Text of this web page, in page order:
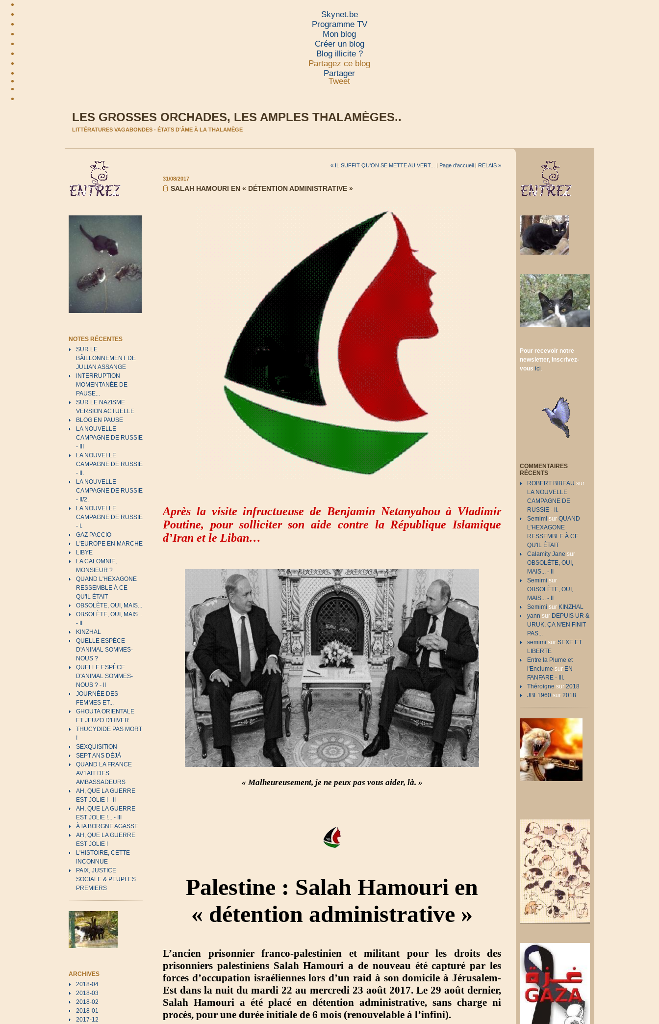
Skynet.be
Programme TV
Mon blog
Créer un blog
Blog illicite ?
Partagez ce blog
Partager
Tweet
LES GROSSES ORCHADES, LES AMPLES THALAMÈGES..
LITTÉRATURES VAGABONDES - ÉTATS D'ÂME À LA THALAMÈGE
NOTES RÉCENTES
SUR LE
BÂILLONNEMENT DE
JULIAN ASSANGE
INTERRUPTION
MOMENTANÉE DE
PAUSE...
SUR LE NAZISME
VERSION ACTUELLE
BLOG EN PAUSE
LA NOUVELLE
CAMPAGNE DE RUSSIE
- III
LA NOUVELLE
CAMPAGNE DE RUSSIE
- II.
LA NOUVELLE
CAMPAGNE DE RUSSIE
- II/2.
LA NOUVELLE
CAMPAGNE DE RUSSIE
- I.
GAZ PACCIO
L'EUROPE EN MARCHE
LIBYE
LA CALOMNIE,
MONSIEUR ?
QUAND L'HEXAGONE
RESSEMBLE À CE
QU'IL ÉTAIT
OBSOLÈTE, OUI, MAIS...
OBSOLÈTE, OUI, MAIS...
- II
KINZHAL
QUELLE ESPÈCE
D'ANIMAL SOMMES-
NOUS ?
QUELLE ESPÈCE
D'ANIMAL SOMMES-
NOUS ? - II
JOURNÉE DES
FEMMES ET...
GHOUTA ORIENTALE
ET JEUZO D'HIVER
THUCYDIDE PAS MORT
!
SEXQUISITION
SEPT ANS DÉJÀ
QUAND LA FRANCE
AV1AIT DES
AMBASSADEURS
AH, QUE LA GUERRE
EST JOLIE ! - II
AH, QUE LA GUERRE
EST JOLIE !... - III
À lA BORGNE AGASSE
AH, QUE LA GUERRE
EST JOLIE !
L'HISTOIRE, CETTE
INCONNUE
PAIX, JUSTICE
SOCIALE & PEUPLES
PREMIERS
ARCHIVES
2018-04
2018-03
2018-02
2018-01
2017-12
Pour recevoir notre
newsletter, inscrivez-
vous ici.
COMMENTAIRES
RÉCENTS
ROBERT BIBEAU sur
LA NOUVELLE
CAMPAGNE DE
RUSSIE - II.
Semimi sur QUAND
L'HEXAGONE
RESSEMBLE À CE
QU'IL ÉTAIT
Calamity Jane sur
OBSOLÈTE, OUI,
MAIS... - II
Semimi sur
OBSOLÈTE, OUI,
MAIS... - II
Semimi sur KINZHAL
yann sur DEPUIS UR &
URUK, ÇA N'EN FINIT
PAS...
semimi sur SEXE ET
LIBERTE
Entre la Plume et
l'Enclume sur EN
FANFARE - III.
Théroigne sur 2018
JBL1960 sur 2018
« IL SUFFIT QU'ON SE METTE AU VERT... | Page d'accueil | RELAIS »
31/08/2017
SALAH HAMOURI EN « DÉTENTION ADMINISTRATIVE »
Après la visite infructueuse de Benjamin Netanyahou à Vladimir
Poutine, pour solliciter son aide contre la République Islamique
d’Iran et le Liban…
« Malheureusement, je ne peux pas vous aider, là. »
Palestine : Salah Hamouri en
« détention administrative »
L’ancien prisonnier franco-palestinien et militant pour les droits des
prisonniers palestiniens Salah Hamouri a de nouveau été capturé par les
forces d’occupation israéliennes lors d’un raid à son domicile à Jérusalem-
Est dans la nuit du mardi 22 au mercredi 23 août 2017. Le 29 août dernier,
Salah Hamouri a été placé en détention administrative, sans charge ni
procès, pour une durée initiale de 6 mois (renouvelable à l’infini).